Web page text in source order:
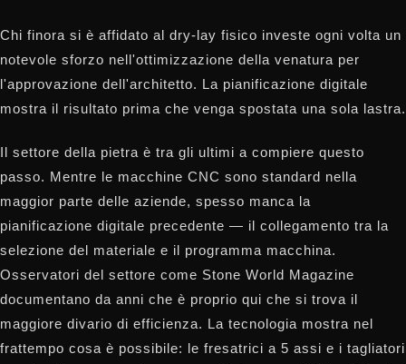
Chi finora si è affidato al dry-lay fisico investe ogni volta un
notevole sforzo nell'ottimizzazione della venatura per
l'approvazione dell'architetto. La pianificazione digitale
mostra il risultato prima che venga spostata una sola lastra.
Il settore della pietra è tra gli ultimi a compiere questo
passo. Mentre le macchine CNC sono standard nella
maggior parte delle aziende, spesso manca la
pianificazione digitale precedente — il collegamento tra la
selezione del materiale e il programma macchina.
Osservatori del settore come Stone World Magazine
documentano da anni che è proprio qui che si trova il
maggiore divario di efficienza. La tecnologia mostra nel
frattempo cosa è possibile: le fresatrici a 5 assi e i tagliatori